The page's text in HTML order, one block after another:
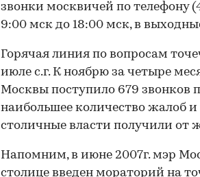
звонки москвичей по телефону
9:00 мск до 18:00 мск, в
Горячая линия по вопросам
июле с.г. К ноябрю за четыре
Москвы поступило 679 звонков
наибольшее количество жалоб
столичные власти получили от
Напомним, в июне 2007г. мэр
столице введен мораторий на